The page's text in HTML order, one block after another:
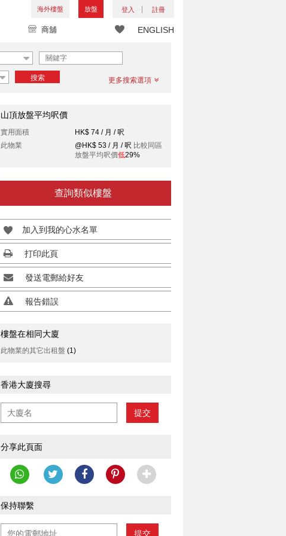
海外樓盤 放盤 登入 註冊
ENGLISH
商舖
搜索 更多搜索選項
山頂放盤平均呎價
實用面積
HK$ 74 / 月 / 呎
此物業
@HK$ 53 / 月 / 呎 比較同區
放盤平均呎價低29%
查詢類似樓盤
加入到我的心水名單
打印此頁
發送電郵給好友
報告錯誤
樓盤在相同大廈
此物業的其它出租盤 (1)
香港大廈搜尋
提交
分享此頁面
保持聯繫
提交